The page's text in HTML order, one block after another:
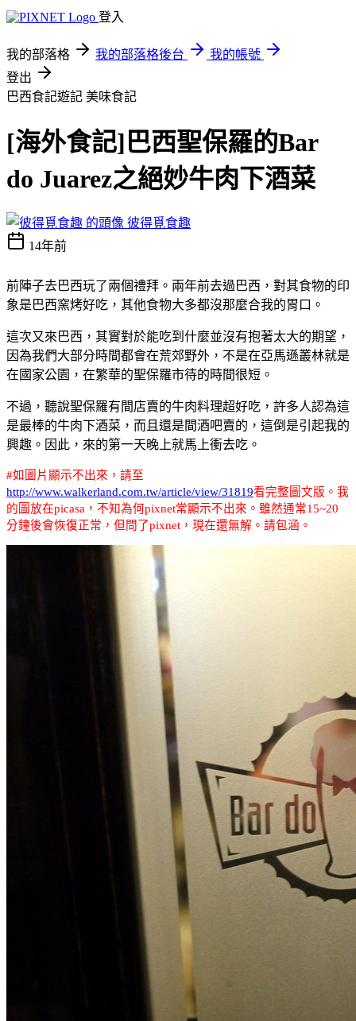
登入
我的部落格 我的部落格後台
我的帳號
登出
巴西食記遊記 美味食記
[海外食記]巴西聖保羅的Bar
do Juarez之絕妙牛肉下酒菜
彼得覓食趣
14年前
前陣子去巴西玩了兩個禮拜。兩年前去過巴西，對其食物的印
象是巴西窯烤好吃，其他食物大多都沒那麼合我的胃口。
這次又來巴西，其實對於能吃到什麼並沒有抱著太大的期望，
因為我們大部分時間都會在荒郊野外，不是在亞馬遜叢林就是
在國家公園，在繁華的聖保羅市待的時間很短。
不過，聽說聖保羅有間店賣的牛肉料理超好吃，許多人認為這
是最棒的牛肉下酒菜，而且還是間酒吧賣的，這倒是引起我的
興趣。因此，來的第一天晚上就馬上衝去吃。
#如圖片顯示不出來，請至
http://www.walkerland.com.tw/article/view/31819看完整圖文版。我
的圖放在picasa，不知為何pixnet常顯示不出來。雖然通常15~20
分鐘後會恢復正常，但問了pixnet，現在還無解。請包涵。